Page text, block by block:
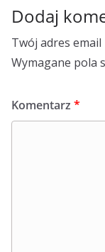
Dodaj
Twój adres
Wymagane pola
Komentarz *